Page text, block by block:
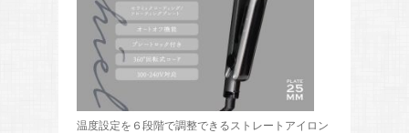
温度設定を６段階で調整できるストレートアイロン